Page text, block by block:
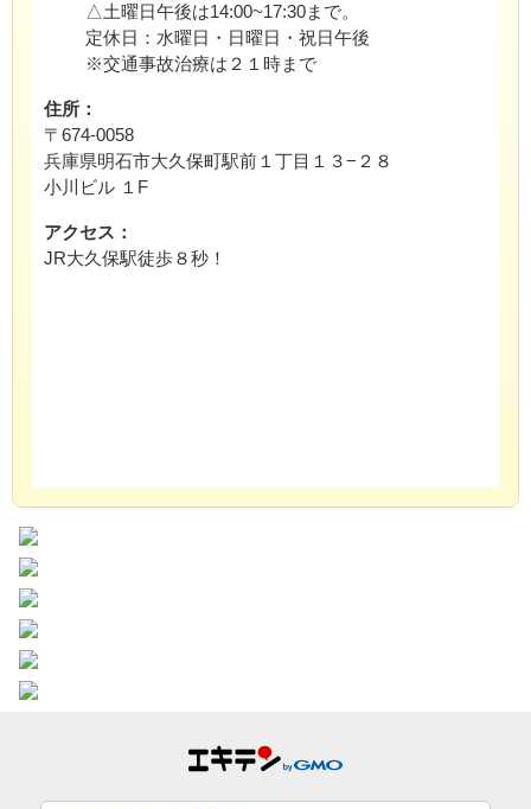
△土曜日午後は14:00~17:30まで。
定休日：水曜日・日曜日・祝日午後
※交通事故治療は２１時まで
住所：
〒674-0058
兵庫県明石市大久保町駅前１丁目１３−２８
小川ビル １F
アクセス：
JR大久保駅徒歩８秒！